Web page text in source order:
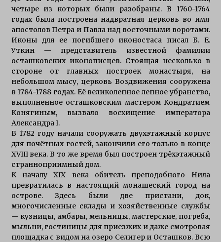
четыре из которых были разобраны. В 1760-1764
годах была построена надвратная церковь во имя
апостолов Петра и Павла над восточными воротами.
Иконы для ее погибшего иконостаса писал Б. Е.
Уткин — представитель известной фамилии
осташковских иконописцев. Стоящая несколько в
стороне от главных построек монастыря, на
небольшом мысу, церковь Воздвижения сооружена
в 1784-1788 годах. Её великолепное лепное убранство,
выполненное осташковским мастером Кондратием
Конягиным, вызвало восхищение императора
Александра I.
В 1782 году начали сооружать двухэтажный корпус
для почётных гостей, закончили его только в конце
XVIII века. В то же время был построен трёхэтажный
странноприимный дом.
К началу XIX века обитель преподобного Нила
превратилась в настоящий монашеский город на
острове. Здесь были две пристани, док,
многочисленные склады и хозяйственные службы
— кузницы, амбары, мельницы, мастерские, погреба,
мыльни, гостиницы для приезжих и даже смотровая
площадка с видом на озеро Селигер и Осташков. Всю